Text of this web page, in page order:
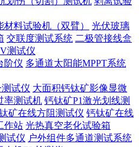
材料试验机（双臂）
光伏玻璃
交联度测试系统 二极管接线盒
测试仪
阶仪 多通道太阳能MPPT系统
试仪 大面积钙钛矿影像显微
率测试机 钙钛矿P1激光划线测
矿在线方阻测试仪 钙钛矿在线
作站 光热真空老化试验箱
试仪 户外组件多通道测试系统